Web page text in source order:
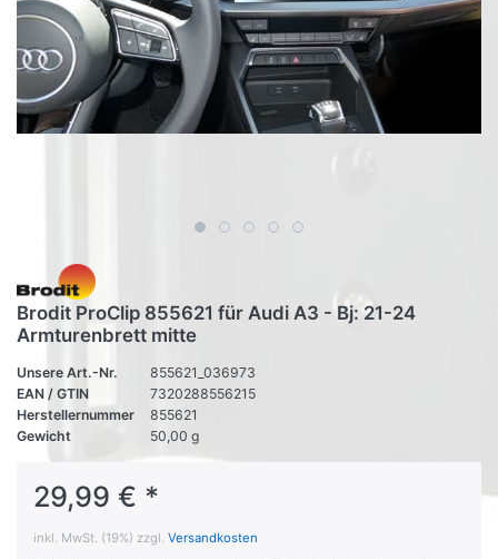
Brodit ProClip 855621 für Audi A3 - Bj: 21-24
Armturenbrett mitte
Unsere Art.-Nr.
855621_036973
EAN / GTIN
7320288556215
Herstellernummer
855621
Gewicht
50,00 g
29,99 € *
inkl. MwSt. (19%) zzgl. Versandkosten